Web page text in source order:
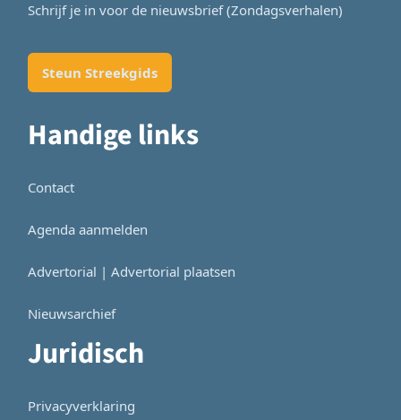
Schrijf je in voor de nieuwsbrief (Zondagsverhalen)
Steun Streekgids
Handige links
Contact
Agenda aanmelden
Advertorial | Advertorial plaatsen
Nieuwsarchief
Juridisch
Privacyverklaring